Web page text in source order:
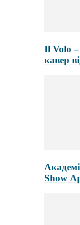
Il Volo
кавер
Show